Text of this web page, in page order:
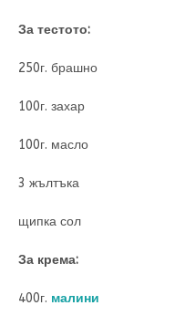
За тестото:
250г. брашно
100г. захар
100г. масло
3 жълтъка
щипка сол
За крема:
400г. малини